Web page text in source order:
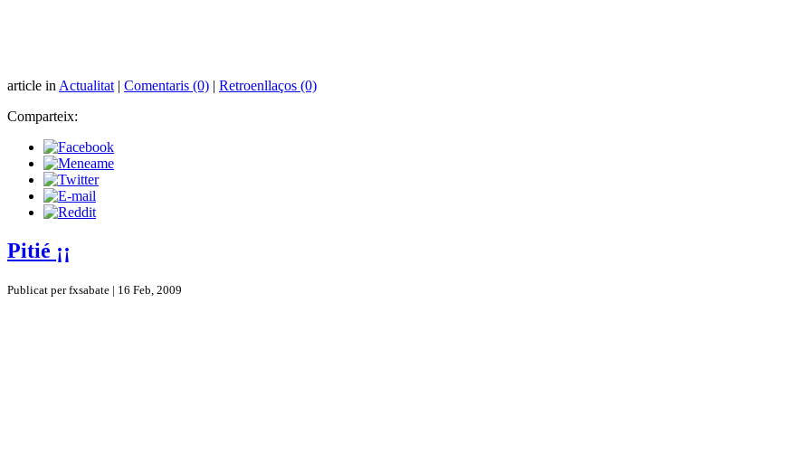
article in Actualitat | Comentaris (0) | Retroenllaços (0)
Comparteix:
Pitié ¡¡
Publicat per fxsabate | 16 Feb, 2009